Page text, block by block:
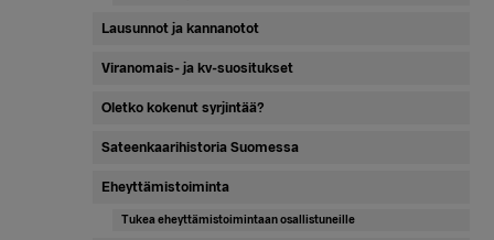
Lausunnot ja kannanotot
Viranomais- ja kv-suositukset
Oletko kokenut syrjintää?
Sateenkaarihistoria Suomessa
Eheyttämistoiminta
Tukea eheyttämistoimintaan osallistuneille